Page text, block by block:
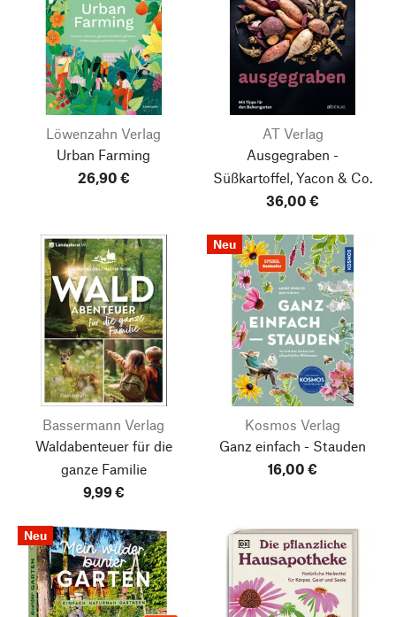
Löwenzahn Verlag
Urban Farming
26,90 €
AT Verlag
Ausgegraben -
Süßkartoffel, Yacon & Co.
36,00 €
Bassermann Verlag
Waldabenteuer für die
ganze Familie
9,99 €
Neu
Kosmos Verlag
Ganz einfach - Stauden
16,00 €
Neu